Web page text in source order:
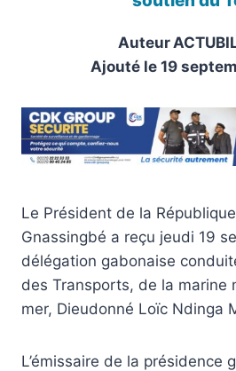
Auteur
Ajouté le 19
Le Président de la
Gnassingbé a reçu jeudi 19
délégation gabonaise
des Transports, de la marine
mer, Dieudonné Loïc Ndinga
L’émissaire de la présidence